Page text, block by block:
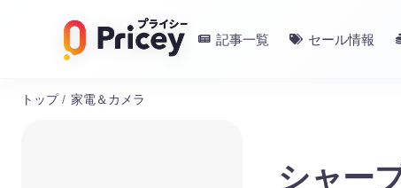
記事一覧 セール情報
トップ / 家電＆カメラ
シャー